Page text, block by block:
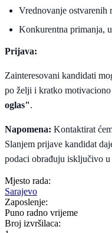
Vrednovanje ostvarenih
Konkurentna primanja,
Prijava:
Zainteresovani kandidati
po želji i kratko
oglas".
Napomena: Kontaktirat
Slanjem prijave kandidat
podaci obrađuju isključivo u
Mjesto rada:
Sarajevo
Zaposlenje:
Puno radno vrijeme
Broj izvršilaca: